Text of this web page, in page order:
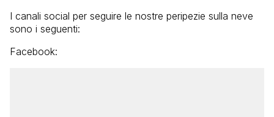
I canali social per seguire le nostre peripezie sulla neve
sono i seguenti:
Facebook: